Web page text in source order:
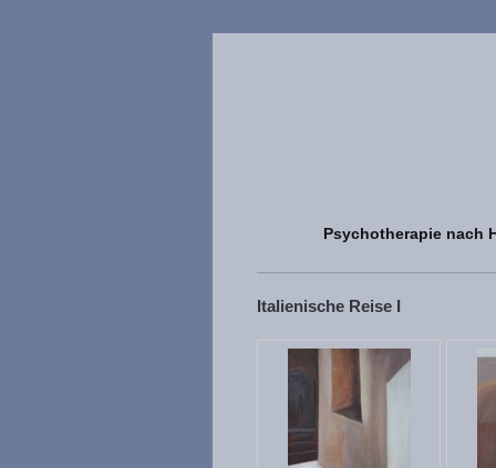
Psychotherapie nach
Italienische Reise I